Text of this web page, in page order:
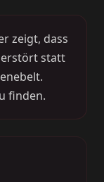
zeigt, dass
statt
finden.